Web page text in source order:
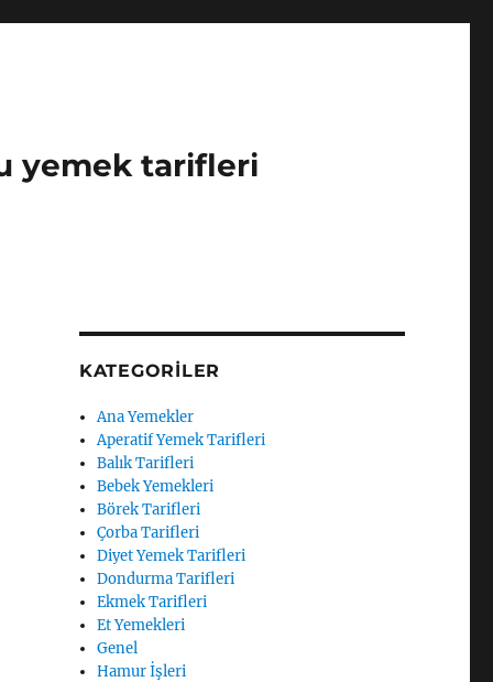
yemek tarifleri
KATEGORILER
Ana Yemekler
Aperatif Yemek Tarifleri
Balık Tarifleri
Bebek Yemekleri
Börek Tarifleri
Çorba Tarifleri
Diyet Yemek Tarifleri
Dondurma Tarifleri
Ekmek Tarifleri
Et Yemekleri
Genel
Hamur İşleri